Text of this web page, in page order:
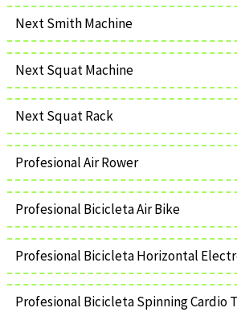
Next Smith Machine
Next Squat Machine
Next Squat Rack
Profesional Air Rower
Profesional Bicicleta Air Bike
Profesional Bicicleta Horizontal
Profesional Bicicleta Spinning Cardio